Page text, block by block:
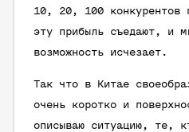
10, 20, 100 конкурентов
эту прибыль съедают, и
возможность исчезает.
Так что в Китае
очень коротко и
описываю ситуацию, те,